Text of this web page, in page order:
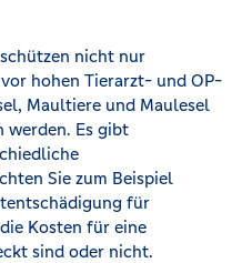
nicht nur
hohen Tierarzt- und OP-
Maultiere und Maulesel
werden. Es gibt
Sie zum Beispiel
für
Kosten für eine
sind oder nicht.